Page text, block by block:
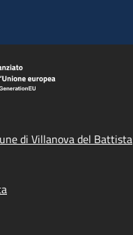
di Villanova del Battista